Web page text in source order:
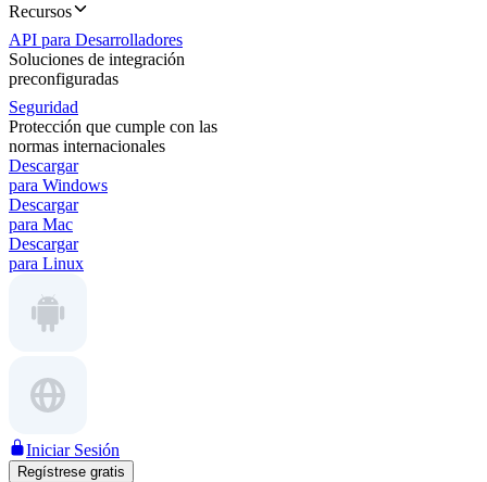
Recursos
API para Desarrolladores
Soluciones de integración
preconfiguradas
Seguridad
Protección que cumple con las
normas internacionales
Descargar
para Windows
Descargar
para Mac
Descargar
para Linux
Iniciar Sesión
Regístrese gratis